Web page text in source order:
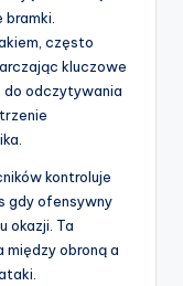
bramki.
często
kluczowe
do odczytywania
kontroluje
gdy ofensywny
okazji. Ta
między obroną a